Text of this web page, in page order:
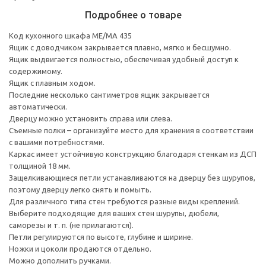
Подробнее о товаре
Код кухонного шкафа ME/MA 435
Ящик с доводчиком закрывается плавно, мягко и бесшумно.
Ящик выдвигается полностью, обеспечивая удобный доступ к
содержимому.
Ящик с плавным ходом.
Последние несколько сантиметров ящик закрывается
автоматически.
Дверцу можно установить справа или слева.
Съемные полки – организуйте место для хранения в соответствии
с вашими потребностями.
Каркас имеет устойчивую конструкцию благодаря стенкам из ДСП
толщиной 18 мм.
Защелкивающиеся петли устанавливаются на дверцу без шурупов,
поэтому дверцу легко снять и помыть.
Для различного типа стен требуются разные виды креплений.
Выберите подходящие для ваших стен шурупы, дюбели,
саморезы и т. п. (не прилагаются).
Петли регулируются по высоте, глубине и ширине.
Ножки и цоколи продаются отдельно.
Можно дополнить ручками.